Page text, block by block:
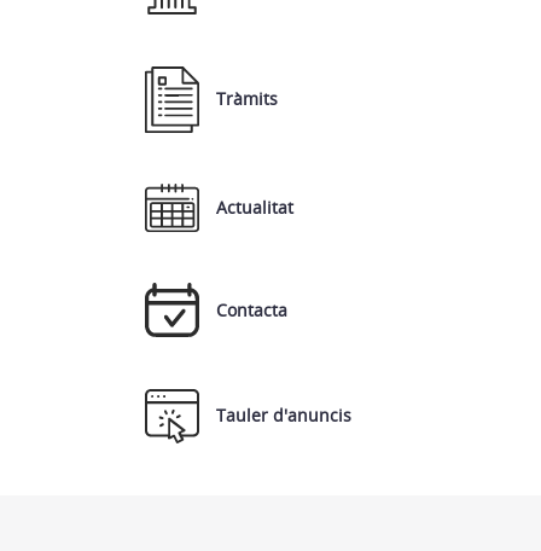
Tràmits
Actualitat
Contacta
Tauler d'anuncis